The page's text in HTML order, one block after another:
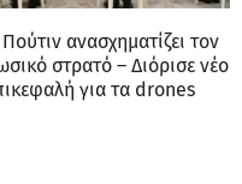
ανασχηματίζει τον
στρατό – Διόρισε νέο
για τα drones